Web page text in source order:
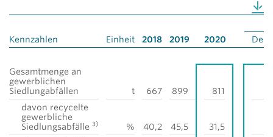
Kennzahlen Einheit 2018 2019 2020
Gesamtmenge an
gewerblichen
Siedlungabfällen
t 667 899
811
davon recycelte
gewerbliche
Siedlungsabfälle 3) % 40,2 45,5
31,5